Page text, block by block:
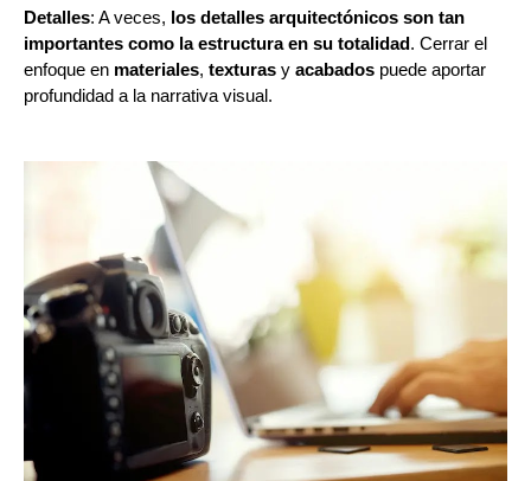
Detalles: A veces, los detalles arquitectónicos son tan
importantes como la estructura en su totalidad. Cerrar el
enfoque en materiales, texturas y acabados puede aportar
profundidad a la narrativa visual.